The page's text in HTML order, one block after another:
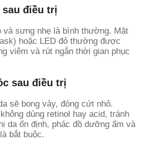
điều trị
và sưng nhẹ là bình thường. Mặt
hoặc LED đỏ thường được
viêm và rút ngắn thời gian phục
sau điều trị
sẽ bong vảy, đóng cứt nhỏ.
dùng retinol hay acid, tránh
da ổn định, phác đồ dưỡng ẩm và
bắt buộc.